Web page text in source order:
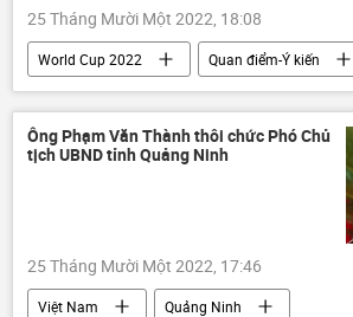
25 Tháng Mười Một 2022, 18:08
World Cup 2022
Quan điểm-Ý kiến
Tác giả
Pháp luật
Thể thao
Việt Nam
an ninh mạng
Bộ Thông tin và Truyền thông Việt Nam
Ông Phạm Văn Thành thôi chức Phó Chủ
tịch UBND tỉnh Quảng Ninh
25 Tháng Mười Một 2022, 17:46
Việt Nam
Quảng Ninh